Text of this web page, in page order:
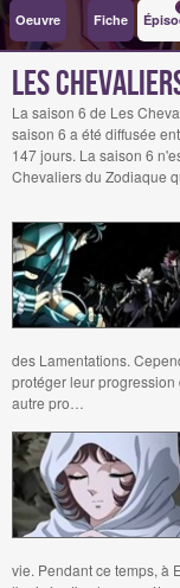
Oeuvre Fiche
Les
La saison 6 de Les
saison 6 a été diffusée
147 jours. La saison 6
Chevaliers du Zodiaque
des Lamentations.
protéger leur
autre pro…
vie. Pendant ce temps, à